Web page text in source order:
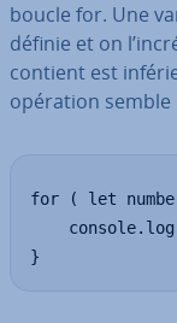
boucle for. Une
définie et on
contient est
opération
for ( let
}